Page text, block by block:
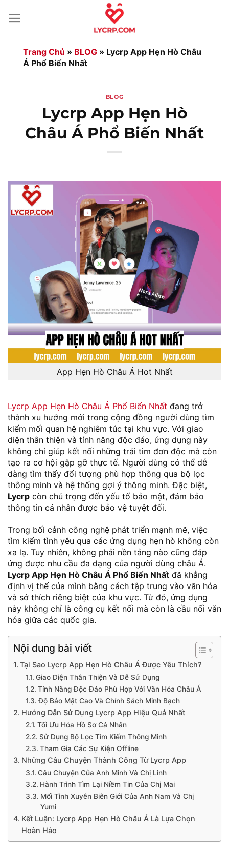
qua
Trang Chủ » BLOG » Lycrp App Hẹn Hò Châu
Á Phổ Biến Nhất
BLOG
Lycrp App Hẹn Hò
Châu Á Phổ Biến Nhất
App Hẹn Hò Châu Á Hot Nhất
Lycrp App Hẹn Hò Châu Á Phổ Biến Nhất đang trở
thành xu hướng mới trong cộng đồng người dùng tìm
kiếm mối quan hệ nghiêm túc tại khu vực. Với giao
diện thân thiện và tính năng độc đáo, ứng dụng này
không chỉ giúp kết nối những trái tim đơn độc mà còn
tạo ra cơ hội gặp gỡ thực tế. Người dùng có thể dễ
dàng tìm thấy đối tượng phù hợp thông qua bộ lọc
thông minh và hệ thống gợi ý thông minh. Đặc biệt,
Lycrp còn chú trọng đến yếu tố bảo mật, đảm bảo
thông tin cá nhân được bảo vệ tuyệt đối.
Trong bối cảnh công nghệ phát triển mạnh mẽ, việc
tìm kiếm tình yêu qua các ứng dụng hẹn hò không còn
xa lạ. Tuy nhiên, không phải nền tảng nào cũng đáp
ứng được nhu cầu đa dạng của người dùng châu Á.
Lycrp App Hẹn Hò Châu Á Phổ Biến Nhất đã khẳng
định vị thế của mình bằng cách tập trung vào văn hóa
và sở thích riêng biệt của khu vực. Từ đó, ứng dụng
này không chỉ là công cụ kết nối mà còn là cầu nối văn
hóa giữa các quốc gia.
Nội dung bài viết
Tại Sao Lycrp App Hẹn Hò Châu Á Được Yêu Thích?
Giao Diện Thân Thiện Và Dễ Sử Dụng
Tính Năng Độc Đáo Phù Hợp Với Văn Hóa Châu Á
Độ Bảo Mật Cao Và Chính Sách Minh Bạch
Hướng Dẫn Sử Dụng Lycrp App Hiệu Quả Nhất
Tối Ưu Hóa Hồ Sơ Cá Nhân
Sử Dụng Bộ Lọc Tìm Kiếm Thông Minh
Tham Gia Các Sự Kiện Offline
Những Câu Chuyện Thành Công Từ Lycrp App
Câu Chuyện Của Anh Minh Và Chị Linh
Hành Trình Tìm Lại Niềm Tin Của Chị Mai
Mối Tình Xuyên Biên Giới Của Anh Nam Và Chị
Yumi
Kết Luận: Lycrp App Hẹn Hò Châu Á Là Lựa Chọn
Hoàn Hảo